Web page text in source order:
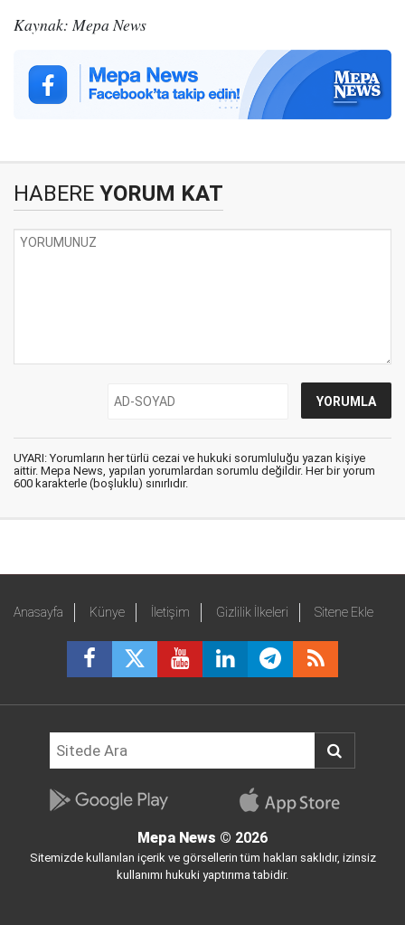
Kaynak: Mepa News
HABERE YORUM KAT
UYARI: Yorumların her türlü cezai ve hukuki sorumluluğu yazan kişiye
aittir. Mepa News, yapılan yorumlardan sorumlu değildir. Her bir yorum
600 karakterle (boşluklu) sınırlıdır.
Anasayfa Künye İletişim Gizlilik İlkeleri Sitene Ekle
Mepa News © 2026
Sitemizde kullanılan içerik ve görsellerin tüm hakları saklıdır, izinsiz
kullanımı hukuki yaptırıma tabidir.